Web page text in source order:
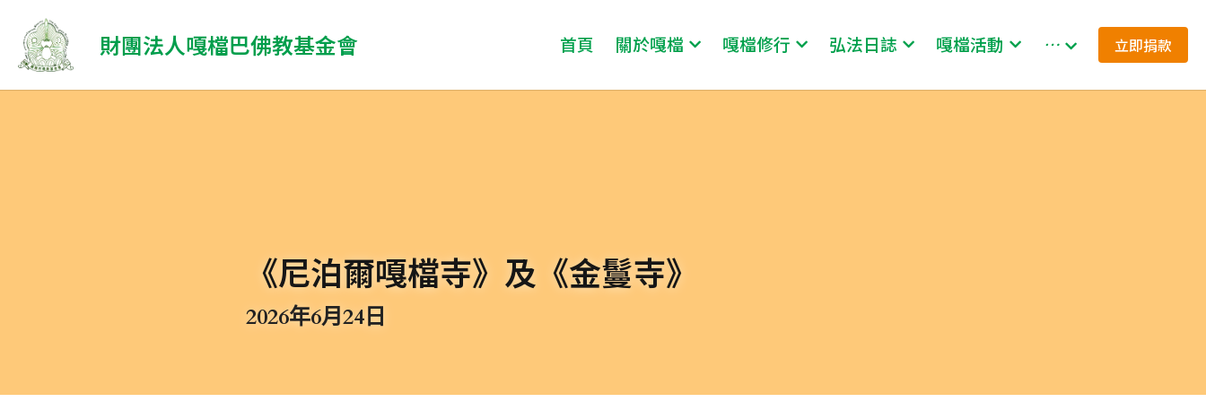
財團法人嘎檔巴佛教基金會 首頁 關於嘎檔 嘎檔修行 弘法日誌 嘎檔活動 … 立即捐款
《尼泊爾嘎檔寺》及《金鬘寺》
2026年6月24日